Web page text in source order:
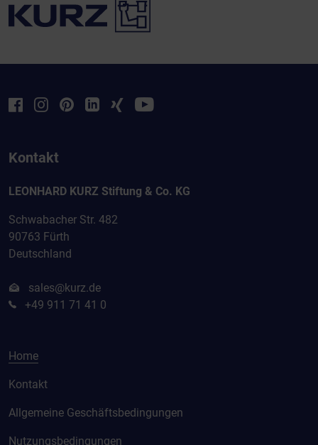
Kontakt
LEONHARD KURZ Stiftung & Co. KG
Schwabacher Str. 482
90763 Fürth
Deutschland
sales@kurz.de
+49 911 71 41 0
Home
Kontakt
Allgemeine Geschäftsbedingungen
Nutzungsbedingungen